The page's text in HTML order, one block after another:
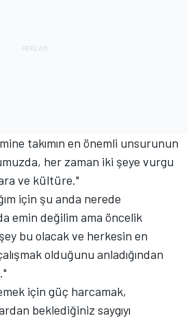
takımın en önemli unsurunun
her zaman iki şeye vurgu
ve kültüre."
için şu anda nerede
emin değilim ama öncelik
bu olacak ve herkesin en
olduğunu anladığından
için güç harcamak,
beklediğiniz saygıyı